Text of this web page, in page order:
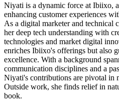
Niyati is a dynamic force at Ibiixo,
enhancing customer experiences
As a digital marketer and technical
her deep tech understanding with
technologies and market digital
enriches Ibiixo's offerings but also
excellence. With a background
communication disciplines and a
Niyati's contributions are pivotal in
Outside work, she finds relief in
book.